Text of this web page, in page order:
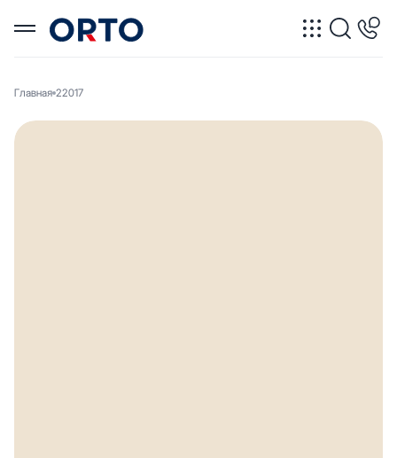
Главная 22017